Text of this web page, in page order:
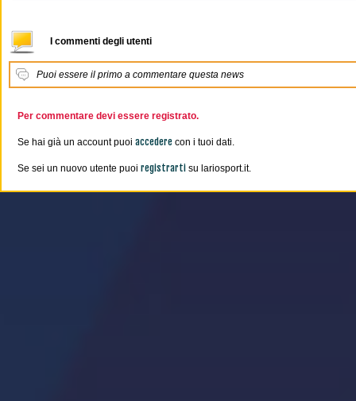
I commenti degli utenti
Puoi essere il primo a commentare questa news
Per commentare devi essere registrato.
Se hai già un account puoi accedere con i tuoi dati.
Se sei un nuovo utente puoi registrarti su lariosport.it.